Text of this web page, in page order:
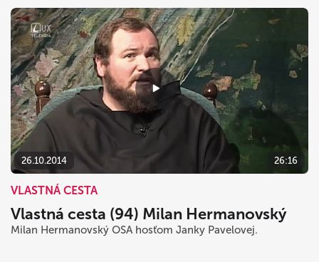
26.10.2014 26:16
VLASTNÁ CESTA
Vlastná cesta (94) Milan Hermanovský
Milan Hermanovský OSA hosťom Janky Pavelovej.